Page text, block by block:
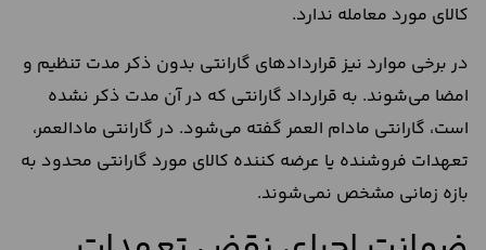
کالای مورد معامله ندارد.
در برخی موارد نیز قراردادهای گارانتی بدون ذکر مدت تنظیم و
امضا می‌شوند. به قرارداد گارانتی که در آن مدت ذکر نشده
است، گارانتی مادام العمر گفته می‌شود. در گارانتی مادالعمر،
تعهدات فروشنده یا عرضه کننده کالای مورد گارانتی محدود به
بازه زمانی مشخص نمی‌شوند.